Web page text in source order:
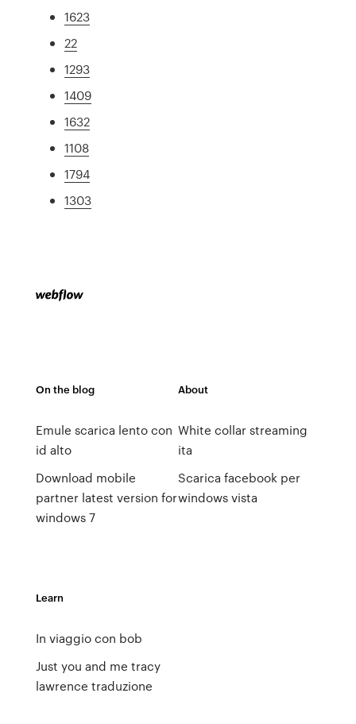
1623
22
1293
1409
1632
1108
1794
1303
On the blog
Emule scarica lento con
id alto
Download mobile
partner latest version for
windows 7
About
White collar streaming
ita
Scarica facebook per
windows vista
Learn
In viaggio con bob
Just you and me tracy
lawrence traduzione